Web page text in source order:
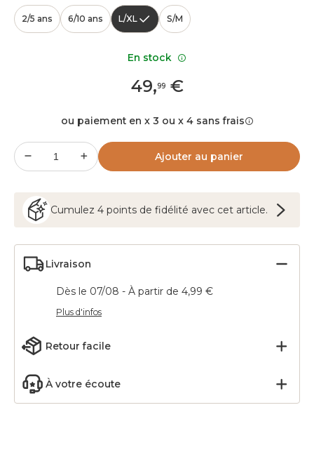
2/5 ans 6/10 ans L/XL S/M
49,99€
ou paiement en x 3 ou x 4 sans frais
Ajouter au panier
Cumulez 4 points de fidélité avec cet article.
Livraison
Dès le 07/08 - À partir de 4,99 €
Plus d'infos
Retour facile
À votre écoute